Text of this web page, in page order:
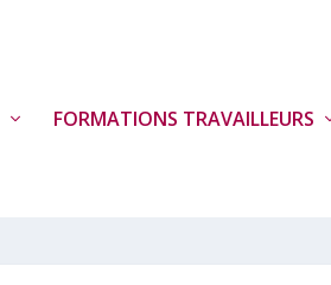
FORMATIONS TRAVAILLEURS